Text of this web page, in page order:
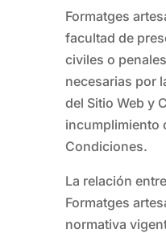
Formatges
facultad de
civiles o
necesarias por
del Sitio Web y
incumplimiento
Condiciones.
La relación
Formatges
normativa